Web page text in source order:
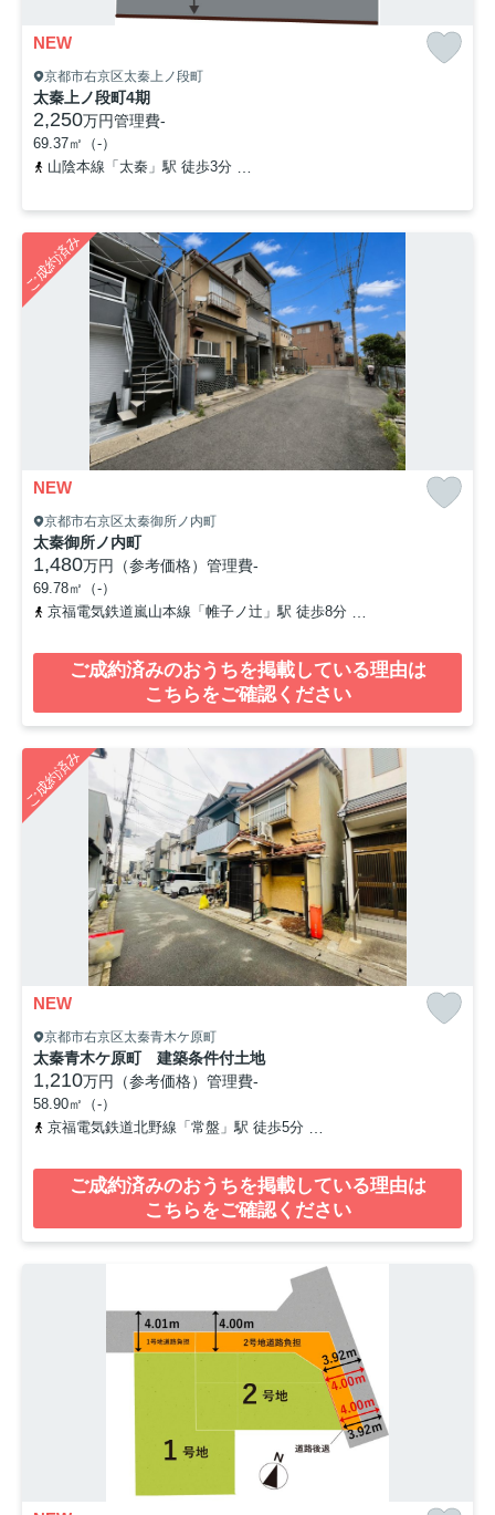
NEW
京都市右京区太秦上ノ段町
太秦上ノ段町4期
2,250万円管理費-
69.37㎡（-）
山陰本線「太秦」駅 徒歩3分
ご成約済み
NEW
京都市右京区太秦御所ノ内町
太秦御所ノ内町
1,480万円（参考価格） 管理費-
69.78㎡（-）
京福電気鉄道嵐山本線「帷子ノ辻」駅 徒歩8分
ご成約済みのおうちを掲載している理由は
こちらをご確認ください
ご成約済み
NEW
京都市右京区太秦青木ケ原町
太秦青木ケ原町 建築条件付土地
1,210万円（参考価格） 管理費-
58.90㎡（-）
京福電気鉄道北野線「常盤」駅 徒歩5分
ご成約済みのおうちを掲載している理由は
こちらをご確認ください